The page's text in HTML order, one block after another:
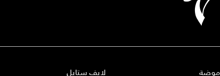
موضة
لايف ستايل